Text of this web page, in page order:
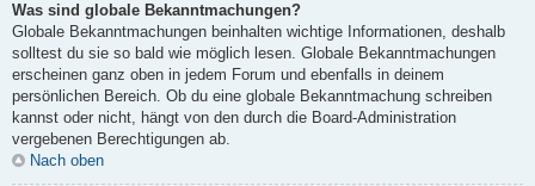
Was sind globale Bekanntmachungen?
Globale Bekanntmachungen beinhalten wichtige Informationen, deshalb
solltest du sie so bald wie möglich lesen. Globale Bekanntmachungen
erscheinen ganz oben in jedem Forum und ebenfalls in deinem
persönlichen Bereich. Ob du eine globale Bekanntmachung schreiben
kannst oder nicht, hängt von den durch die Board-Administration
vergebenen Berechtigungen ab.
Nach oben